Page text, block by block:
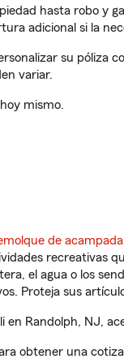
hasta robo y
adicional si la
su póliza
variar.
hoy mismo.
de acampada
recreativas
el agua o los
Proteja sus
Randolph, NJ,
obtener una